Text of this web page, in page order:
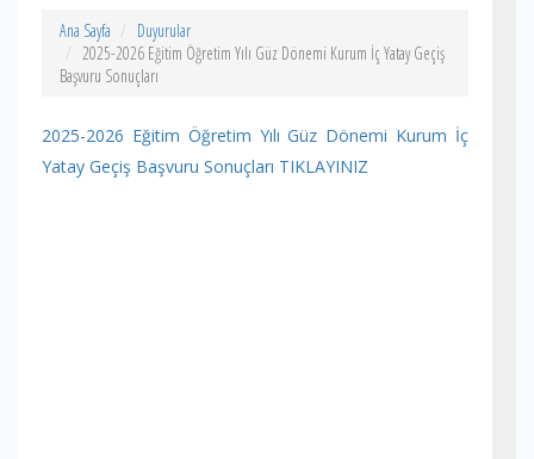
Ana Sayfa
Duyurular
2025-2026 Eğitim Öğretim Yılı Güz Dönemi Kurum İç Yatay Geçiş
Başvuru Sonuçları
2025-2026 Eğitim Öğretim Yılı Güz Dönemi Kurum İç
Yatay Geçiş Başvuru Sonuçları TIKLAYINIZ